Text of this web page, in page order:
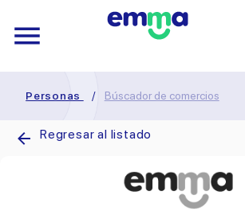
Personas / Búscador de comercios
Regresar al listado